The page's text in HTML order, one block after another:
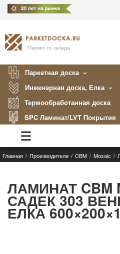
Паркет со склада
Паркетная доска
Инженерная доска, Елка
Термообработанная доска
SPC Ламинат/LVT Покрытия
Каталог
Укладка
Примеры работ
Главная Производители CBM Mosaic
ЛАМИНАТ CBM
САДЕК 303
ЕЛКА